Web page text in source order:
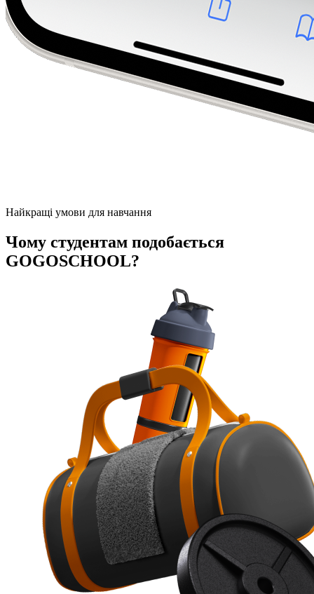
Найкращі умови для навчання
Чому студентам подобається
GOGOSCHOOL?